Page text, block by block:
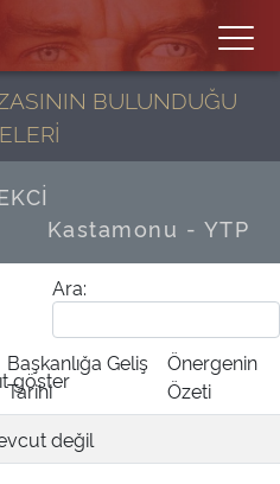
BULUNDUĞU
Kastamonu - YTP
Ara:
göster
Başkanlığa Geliş
Tarihi
Önergenin
Özeti
değil